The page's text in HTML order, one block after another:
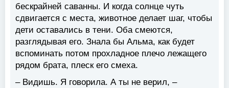
бескрайней саванны. И когда солнце чуть
сдвигается с места, животное делает шаг, чтобы
дети оставались в тени. Оба смеются,
разглядывая его. Знала бы Альма, как будет
вспоминать потом прохладное плечо лежащего
рядом брата, плеск его смеха.
– Видишь. Я говорила. А ты не верил, –